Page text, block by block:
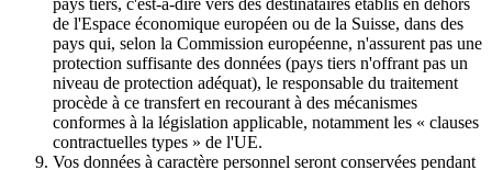
pays tiers, c'est-à-dire vers des destinataires établis en dehors
de l'Espace économique européen ou de la Suisse, dans des
pays qui, selon la Commission européenne, n'assurent pas une
protection suffisante des données (pays tiers n'offrant pas un
niveau de protection adéquat), le responsable du traitement
procède à ce transfert en recourant à des mécanismes
conformes à la législation applicable, notamment les « clauses
contractuelles types » de l'UE.
Vos données à caractère personnel seront conservées pendant